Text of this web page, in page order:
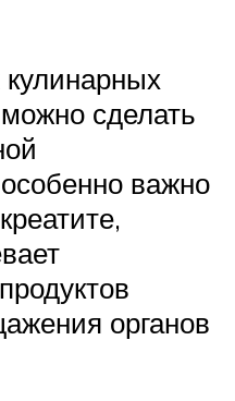
сделать
важно
органов